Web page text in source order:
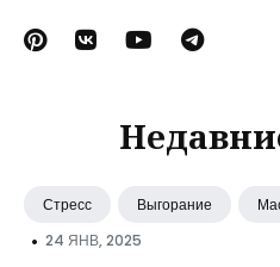
Стресс Выгорание
• 24 ЯНВ, 2025